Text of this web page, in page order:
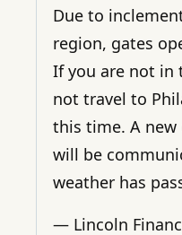
Due to
region, gates
If you are not in
not travel to
this time. A
will be
weather has
— Lincoln